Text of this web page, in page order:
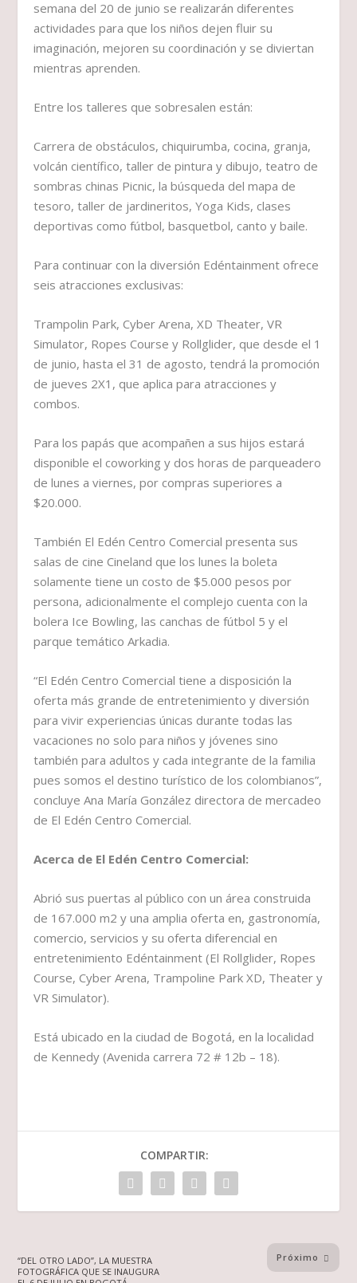
semana del 20 de junio se realizarán diferentes
actividades para que los niños dejen fluir su
imaginación, mejoren su coordinación y se diviertan
mientras aprenden.
Entre los talleres que sobresalen están:
Carrera de obstáculos, chiquirumba, cocina, granja,
volcán científico, taller de pintura y dibujo, teatro de
sombras chinas Picnic, la búsqueda del mapa de
tesoro, taller de jardineritos, Yoga Kids, clases
deportivas como fútbol, basquetbol, canto y baile.
Para continuar con la diversión Edéntainment ofrece
seis atracciones exclusivas:
Trampolin Park, Cyber Arena, XD Theater, VR
Simulator, Ropes Course y Rollglider, que desde el 1
de junio, hasta el 31 de agosto, tendrá la promoción
de jueves 2X1, que aplica para atracciones y
combos.
Para los papás que acompañen a sus hijos estará
disponible el coworking y dos horas de parqueadero
de lunes a viernes, por compras superiores a
$20.000.
También El Edén Centro Comercial presenta sus
salas de cine Cineland que los lunes la boleta
solamente tiene un costo de $5.000 pesos por
persona, adicionalmente el complejo cuenta con la
bolera Ice Bowling, las canchas de fútbol 5 y el
parque temático Arkadia.
“El Edén Centro Comercial tiene a disposición la
oferta más grande de entretenimiento y diversión
para vivir experiencias únicas durante todas las
vacaciones no solo para niños y jóvenes sino
también para adultos y cada integrante de la familia
pues somos el destino turístico de los colombianos”,
concluye Ana María González directora de mercadeo
de El Edén Centro Comercial.
Acerca de El Edén Centro Comercial:
Abrió sus puertas al público con un área construida
de 167.000 m2 y una amplia oferta en, gastronomía,
comercio, servicios y su oferta diferencial en
entretenimiento Edéntainment (El Rollglider, Ropes
Course, Cyber Arena, Trampoline Park XD, Theater y
VR Simulator).
Está ubicado en la ciudad de Bogotá, en la localidad
de Kennedy (Avenida carrera 72 # 12b – 18).
COMPARTIR:
“DEL OTRO LADO”, LA MUESTRA
FOTOGRÁFICA QUE SE INAUGURA
Próximo